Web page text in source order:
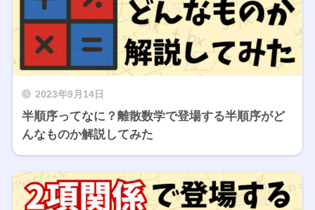
2023年9月14日
半順序ってなに？離散数学で登場する半順序がど
んなものか解説してみた